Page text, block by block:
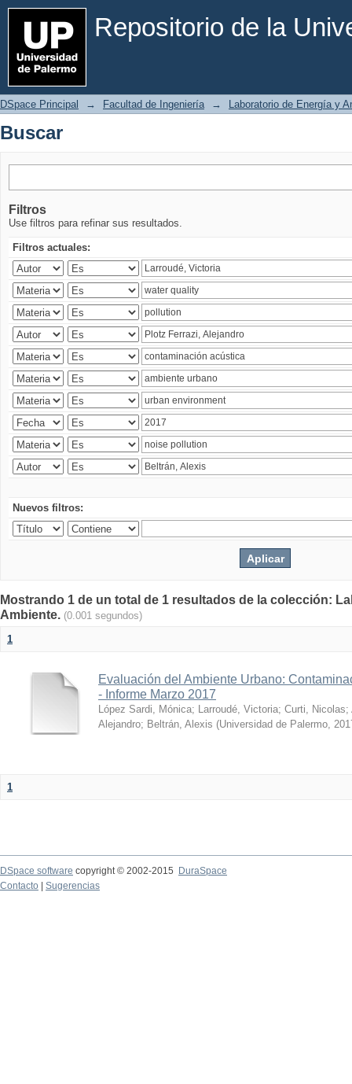
Repositorio de la
Buscar
DSpace Principal → Facultad de Ingeniería → Laboratorio de Energía y
Buscar
Filtros
Use filtros para refinar sus resultados.
Filtros actuales:
Nuevos filtros:
Mostrando 1 de un total de 1 resultados de la colección:
Ambiente. (0.001 segundos)
1
Evaluación del Ambiente Urbano:
- Informe Marzo 2017
López Sardi, Mónica; Larroudé, Victoria; Curti, Nicolas;
Alejandro; Beltrán, Alexis (Universidad de Palermo,
1
DSpace software copyright © 2002-2015
DuraSpace
Contacto
Sugerencias